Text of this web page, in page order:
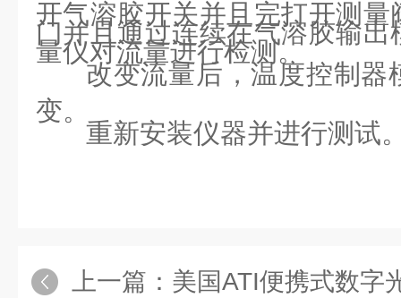
开气溶胶开关并且完打开测量
门并且通过连续在气溶胶输出
量仪对流量进行检测。
改变流量后，温度控制器
变。
重新安装仪器并进行测试
上一篇： 美国ATI便携式数字